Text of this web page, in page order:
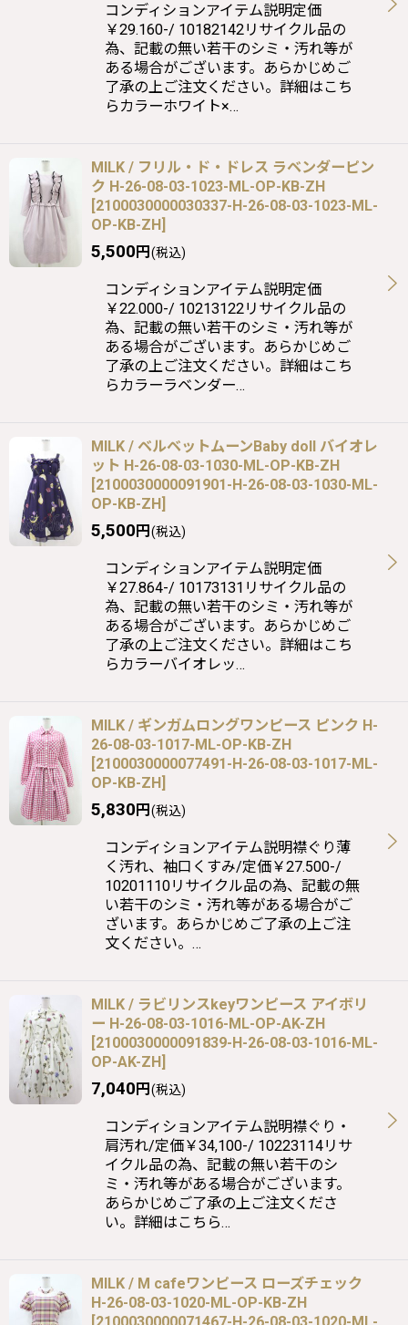
コンディションアイテム説明定価
￥29.160-/ 10182142リサイクル品の
為、記載の無い若干のシミ・汚れ等が
ある場合がございます。あらかじめご
了承の上ご注文ください。詳細はこち
らカラーホワイト×…
MILK / フリル・ド・ドレス ラベンダーピン
ク H-26-08-03-1023-ML-OP-KB-ZH
[2100030000030337-H-26-08-03-1023-ML-
OP-KB-ZH]
5,500円(税込)
コンディションアイテム説明定価
￥22.000-/ 10213122リサイクル品の
為、記載の無い若干のシミ・汚れ等が
ある場合がございます。あらかじめご
了承の上ご注文ください。詳細はこち
らカラーラベンダー…
MILK / ベルベットムーンBaby doll バイオレ
ット H-26-08-03-1030-ML-OP-KB-ZH
[2100030000091901-H-26-08-03-1030-ML-
OP-KB-ZH]
5,500円(税込)
コンディションアイテム説明定価
￥27.864-/ 10173131リサイクル品の
為、記載の無い若干のシミ・汚れ等が
ある場合がございます。あらかじめご
了承の上ご注文ください。詳細はこち
らカラーバイオレッ…
MILK / ギンガムロングワンピース ピンク H-
26-08-03-1017-ML-OP-KB-ZH
[2100030000077491-H-26-08-03-1017-ML-
OP-KB-ZH]
5,830円(税込)
コンディションアイテム説明襟ぐり薄
く汚れ、袖口くすみ/定価￥27.500-/
10201110リサイクル品の為、記載の無
い若干のシミ・汚れ等がある場合がご
ざいます。あらかじめご了承の上ご注
文ください。…
MILK / ラビリンスkeyワンピース アイボリ
ー H-26-08-03-1016-ML-OP-AK-ZH
[2100030000091839-H-26-08-03-1016-ML-
OP-AK-ZH]
7,040円(税込)
コンディションアイテム説明襟ぐり・
肩汚れ/定価￥34,100-/ 10223114リサ
イクル品の為、記載の無い若干のシ
ミ・汚れ等がある場合がございます。
あらかじめご了承の上ご注文くださ
い。詳細はこちら…
MILK / M cafeワンピース ローズチェック
H-26-08-03-1020-ML-OP-KB-ZH
[2100030000071467-H-26-08-03-1020-ML-